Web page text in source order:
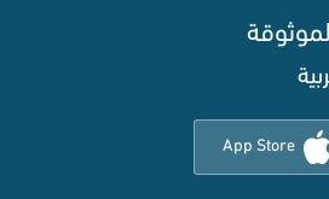
App Store